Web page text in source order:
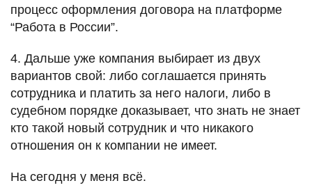
процесс оформления договора на платформе
“Работа в России”.
4. Дальше уже компания выбирает из двух
вариантов свой: либо соглашается принять
сотрудника и платить за него налоги, либо в
судебном порядке доказывает, что знать не знает
кто такой новый сотрудник и что никакого
отношения он к компании не имеет.
На сегодня у меня всё.